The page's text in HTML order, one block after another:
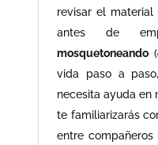
revisar el
antes de
mosquetoneando (
vida paso a
necesita ayuda en
te familiarizarás
entre